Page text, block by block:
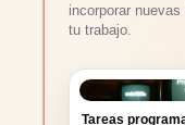
incorporar nuevas
tu trabajo.
Tareas